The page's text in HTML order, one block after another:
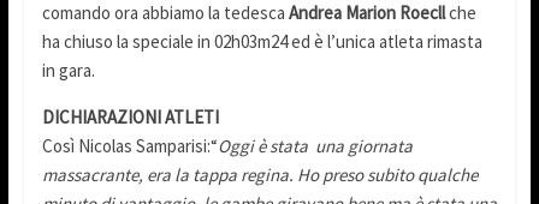
comando ora abbiamo la tedesca Andrea Marion Roecllche
ha chiuso la speciale in 02h03m24 ed è l’unica atleta rimasta
in gara.
DICHIARAZIONI ATLETI
Così Nicolas Samparisi:“Oggi è stata una giornata
massacrante, era la tappa regina. Ho preso subito qualche